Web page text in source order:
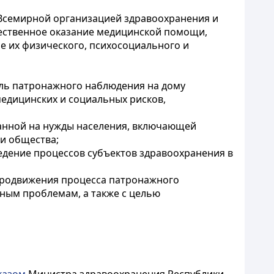
организацией здравоохранения и
оказание медицинской помощи,
их физического, психосоциального и
патронажного наблюдения на дому
и социальных рисков,
на нужды населения, включающей
общества;
процессов субъектов здравоохранения в
процесса патронажного
проблемам, а также с целью